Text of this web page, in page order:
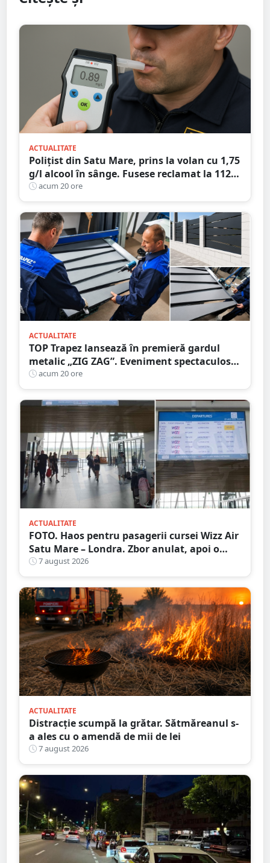
ACTUALITATE
Polițist din Satu Mare, prins la volan cu 1,75
g/l alcool în sânge. Fusese reclamat la 112
că circula pe contrasens
acum 20 ore
ACTUALITATE
TOP Trapez lansează în premieră gardul
metalic „ZIG ZAG”. Eveniment spectaculos
în Grădina Romei
acum 20 ore
ACTUALITATE
FOTO. Haos pentru pasagerii cursei Wizz Air
Satu Mare – Londra. Zbor anulat, apoi o
nouă întârziere. Fără explicații clare
7 august 2026
ACTUALITATE
Distracție scumpă la grătar. Sătmăreanul s-
a ales cu o amendă de mii de lei
7 august 2026